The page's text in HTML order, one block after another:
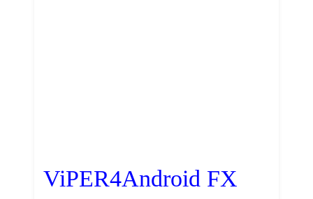
ViPER4Android FX